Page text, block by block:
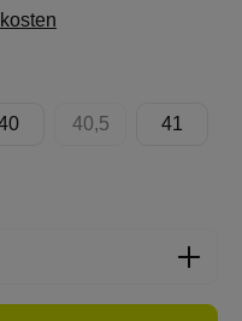
ist zurzeit nicht verfügbar.)
40,5
(Diese Option ist
41
gewünschten